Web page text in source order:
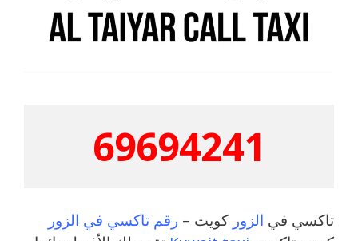
69694241
تاكسي في الزور كويت – رقم تاكسي في الزور